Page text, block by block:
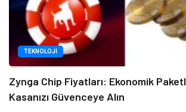
TEKNOLOJI
Zynga Chip Fiyatları: Ekonomik
Kasanızı Güvenceye Alın